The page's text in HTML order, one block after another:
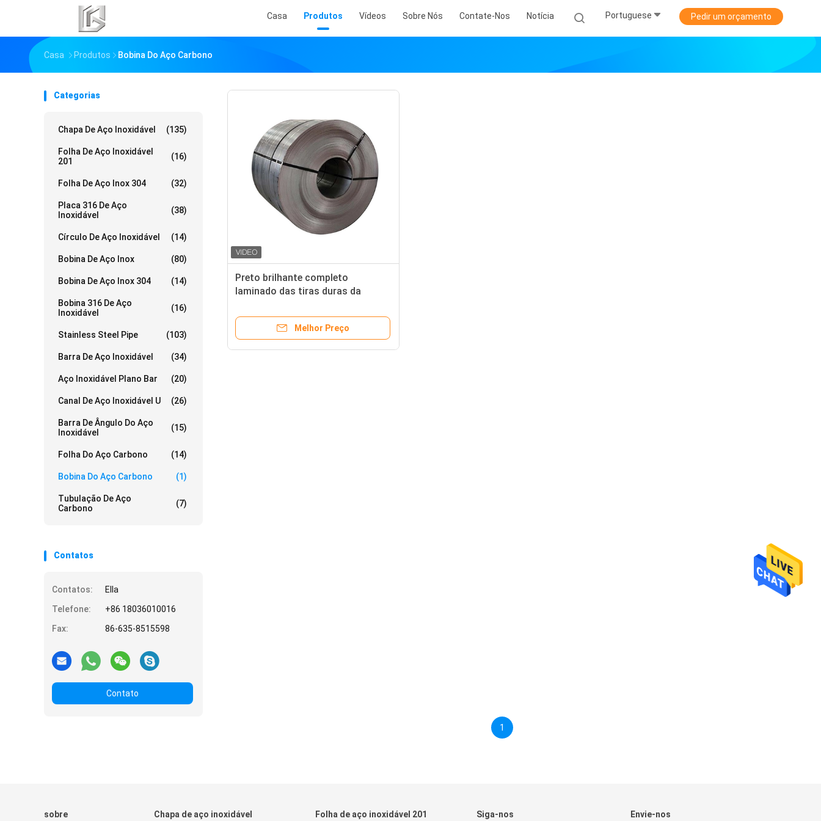
Casa Produtos Vídeos Sobre Nós Contate-Nos Notícia Portuguese Pedir um orçamento
Casa Produtos Bobina Do Aço Carbono
Categorias
Chapa De Aço Inoxidável (135)
Folha De Aço Inoxidável
201
(16)
Folha De Aço Inox 304 (32)
Placa 316 De Aço
Inoxidável
(38)
Círculo De Aço Inoxidável (14)
Bobina De Aço Inox (80)
Bobina De Aço Inox 304 (14)
Bobina 316 De Aço
Inoxidável
(16)
Stainless Steel Pipe (103)
Barra De Aço Inoxidável (34)
Aço Inoxidável Plano Bar (20)
Canal De Aço Inoxidável U (26)
Barra De Ângulo Do Aço
Inoxidável
(15)
Folha Do Aço Carbono (14)
Bobina Do Aço Carbono (1)
Tubulação De Aço
Carbono
(7)
Contatos
Contatos:
Ella
Telefone:
+86 18036010016
Fax:
86-635-8515598
Contato
Preto brilhante completo
laminado das tiras duras da
recozido
Melhor Preço
1
sobre Chapa de aço inoxidável Folha de aço inoxidável 201 Siga-nos Envie-nos